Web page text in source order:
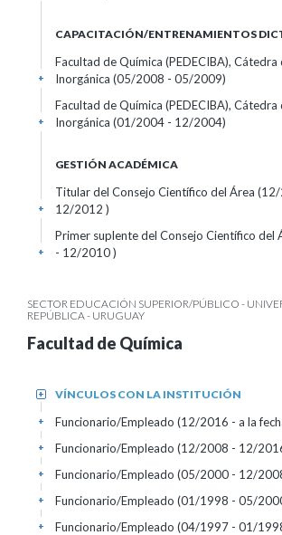
CAPACITACIÓN/ENTRENAMIENTOS
Facultad de Química (PEDECIBA), Cátedra
Inorgánica (05/2008 - 05/2009)
+
Facultad de Química (PEDECIBA), Cátedra
Inorgánica (01/2004 - 12/2004)
+
GESTIÓN ACADÉMICA
Titular del Consejo Científico del Área
12/2012 )
+
Primer suplente del Consejo Científico del
- 12/2010 )
+
SECTOR EDUCACIÓN SUPERIOR/PÚBLICO -
REPÚBLICA - URUGUAY
Facultad de Química
VÍNCULOS CON LA INSTITUCIÓN
+
Funcionario/Empleado (12/2016 - a la
+
Funcionario/Empleado (12/2008 - 12/
+
Funcionario/Empleado (05/2000 - 12/
+
Funcionario/Empleado (01/1998 - 05/
+
Funcionario/Empleado (04/1997 - 01/
+